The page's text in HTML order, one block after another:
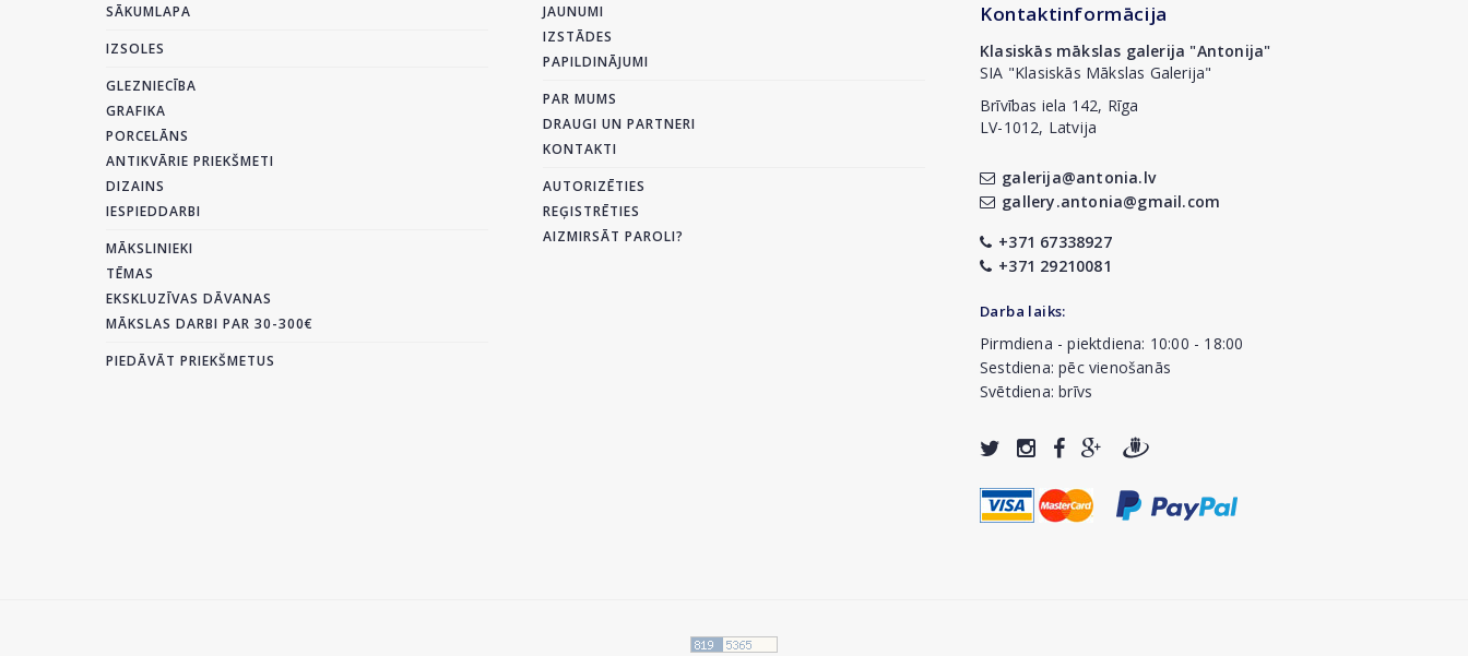
SĀKUMLAPA
IZSOLES
GLEZNIECĪBA
GRAFIKA
PORCELĀNS
ANTIKVĀRIE PRIEKŠMETI
DIZAINS
IESPIEDDARBI
MĀKSLINIEKI
TĒMAS
EKSKLUZĪVAS DĀVANAS
MĀKSLAS DARBI PAR 30-300€
PIEDĀVĀT PRIEKŠMETUS
JAUNUMI
IZSTĀDES
PAPILDINĀJUMI
PAR MUMS
DRAUGI UN PARTNERI
KONTAKTI
AUTORIZĒTIES
REĢISTRĒTIES
AIZMIRSĀT PAROLI?
Kontaktinformācija
Klasiskās mākslas galerija "Antonija"
SIA "Klasiskās Mākslas Galerija"
Brīvības iela 142, Rīga
LV-1012, Latvija
galerija@antonia.lv
gallery.antonia@gmail.com
+371 67338927
+371 29210081
Darba laiks:
Pirmdiena - piektdiena: 10:00 - 18:00
Sestdiena: pēc vienošanās
Svētdiena: brīvs